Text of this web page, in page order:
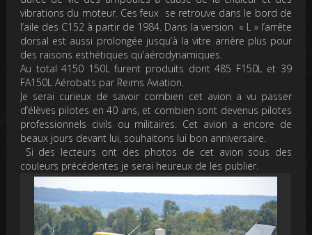
vibrations du moteur. Ces feux se retrouve dans le bord de
l’aile des C152 à partir de 1984. Dans la version « L » l’arrête
dorsal est aussi prolongée jusqu’à la vitre arrière plus pour
des raisons esthétiques qu’aérodynamiques.
Au total 4150 150L furent produits dont 485 F150L et 39
FA150L Aérobats par Reims Aviation.
Je serai curieux de savoir combien cet avion a vu passer
d’élèves pilotes en 40 ans, et combien sont devenus pilotes
professionnels civils ou militaires. Cet avion a encore de
beaux jours devant lui, souhaitons lui bon anniversaire.
Si des lecteurs ont des photos de cet avion sous des
couleurs précédentes je serai heureux de les publier.